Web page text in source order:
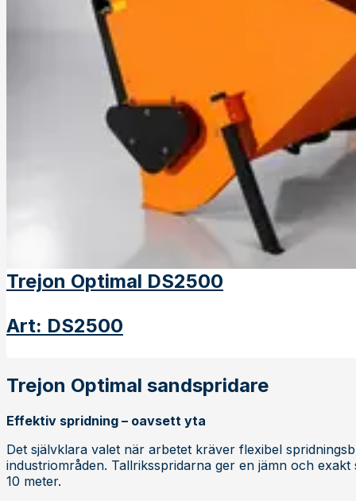
Trejon Optimal DS2500
Art: DS2500
Trejon Optimal sandspridare
Effektiv spridning – oavsett yta
Det självklara valet när arbetet kräver flexibel
industriområden. Tallriksspridarna ger en jämn och
10 meter.